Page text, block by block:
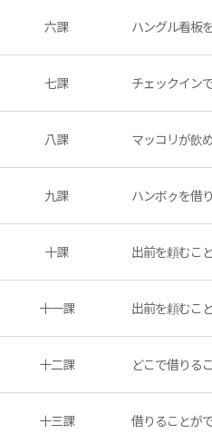
六課 ハングル看板
七課 チェックイン
八課 マッコリが飲
九課 ハンボㇰを借
十課 出前を頼むこ
十一課 出前を頼むこ
十二課 どこで借りる
十三課 借りることが